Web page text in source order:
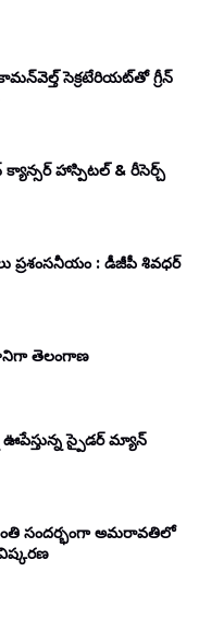
సెక్రటేరియట్‌తో గ్రీన్
హాస్పిటల్ & రీసెర్చ్
ప్రశంసనీయం : డీజీపీ శివధర్
తెలంగాణ
ఊపేస్తున్న స్పైడర్ మ్యాన్
సందర్భంగా అమరావతిలో